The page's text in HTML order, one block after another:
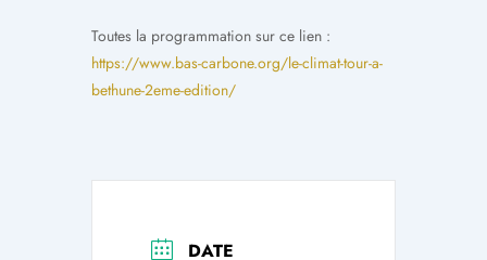
Toutes la programmation sur ce lien :
https://www.bas-carbone.org/le-climat-tour-a-
bethune-2eme-edition/
DATE